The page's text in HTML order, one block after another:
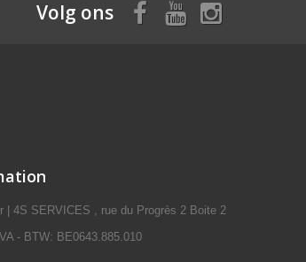
Volg ons
| 4S SERVICES , rue du Progrès 2 Boite 2
- BTW: BE0643.885.010